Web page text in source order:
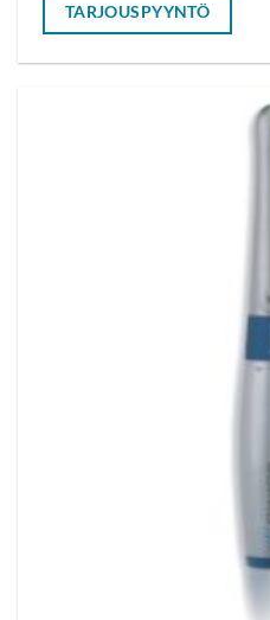
TARJOUSPYYNTÖ